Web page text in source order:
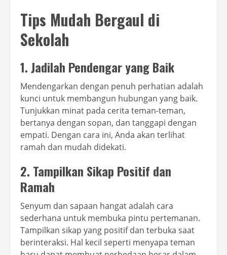
Tips Mudah Bergaul di
Sekolah
1. Jadilah Pendengar yang Baik
Mendengarkan dengan penuh perhatian adalah
kunci untuk membangun hubungan yang baik.
Tunjukkan minat pada cerita teman-teman,
bertanya dengan sopan, dan tanggapi dengan
empati. Dengan cara ini, Anda akan terlihat
ramah dan mudah didekati.
2. Tampilkan Sikap Positif dan
Ramah
Senyum dan sapaan hangat adalah cara
sederhana untuk membuka pintu pertemanan.
Tampilkan sikap yang positif dan terbuka saat
berinteraksi. Hal kecil seperti menyapa teman